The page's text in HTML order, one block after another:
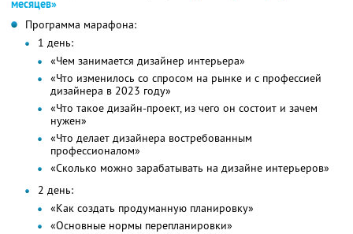
месяцев»
Программа марафона:
1 день:
«Чем занимается дизайнер интерьера»
«Что изменилось со спросом на рынке и с профессией
дизайнера в 2023 году»
«Что такое дизайн-проект, из чего он состоит и зачем
нужен»
«Что делает дизайнера востребованным
профессионалом»
«Сколько можно зарабатывать на дизайне интерьеров»
2 день:
«Как создать продуманную планировку»
«Основные нормы перепланировки»